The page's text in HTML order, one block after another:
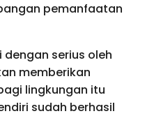
pemanfaatan
serius oleh
memberikan
lingkungan itu
sudah berhasil